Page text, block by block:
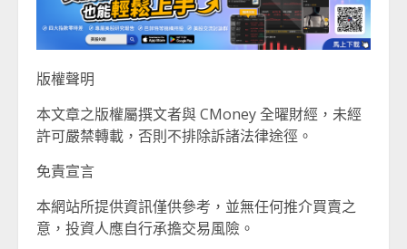
版權聲明
本文章之版權屬撰文者與 CMoney 全曜財經，未經
許可嚴禁轉載，否則不排除訴諸法律途徑。
免責宣言
本網站所提供資訊僅供參考，並無任何推介買賣之
意，投資人應自行承擔交易風險。